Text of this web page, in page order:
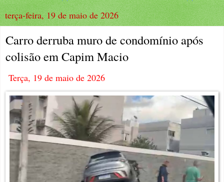
terça-feira, 19 de maio de 2026
Carro derruba muro de condomínio após
colisão em Capim Macio
Terça, 19 de maio de 2026